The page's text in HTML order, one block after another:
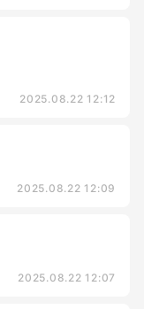
2025.08.22 12:12
2025.08.22 12:09
2025.08.22 12:07